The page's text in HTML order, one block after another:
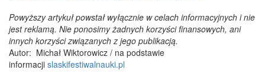
Powyższy artykuł powstał wyłącznie w celach informacyjnych i nie
jest reklamą. Nie ponosimy żadnych korzyści finansowych, ani
innych korzyści związanych z jego publikacją.
Autor: Michał Wiktorowicz / na podstawie
informacji slaskifestiwalnauki.pl